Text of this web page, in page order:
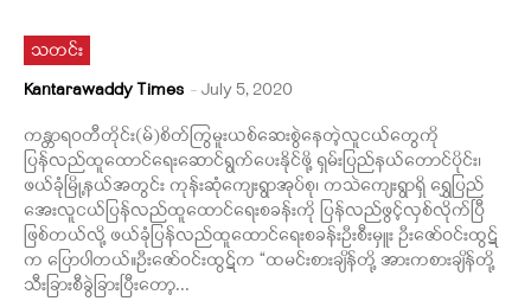
သတင်း
Kantarawaddy Times - July 5, 2020
ကန္တာရဝတီတိုင်း(မ်)စိတ်ကြွမူးယစ်ဆေးစွဲနေတဲ့လူငယ်တွေကို
ပြန်လည်ထူထောင်ရေးဆောင်ရွက်ပေးနိုင်ဖို့ ရှမ်းပြည်နယ်တောင်ပိုင်း၊
ဖယ်ခုံမြို့နယ်အတွင်း ကုန်းဆုံကျေးရွာအုပ်စု၊ ကသဲကျေးရွာရှိ ရွှေပြည်
အေးလူငယ်ပြန်လည်ထူထောင်ရေးစခန်းကို ပြန်လည်ဖွင့်လှစ်လိုက်ပြီ
ဖြစ်တယ်လို့ ဖယ်ခုံပြန်လည်ထူထောင်ရေးစခန်းဦးစီးမှူး ဦးဇော်ဝင်းထွဋ်
က ပြောပါတယ်။ဦးဇော်ဝင်းထွဋ်က “ထမင်းစားချိန်တို့ အားကစားချိန်တို့
သီးခြားစီခွဲခြားပြီးတော့...